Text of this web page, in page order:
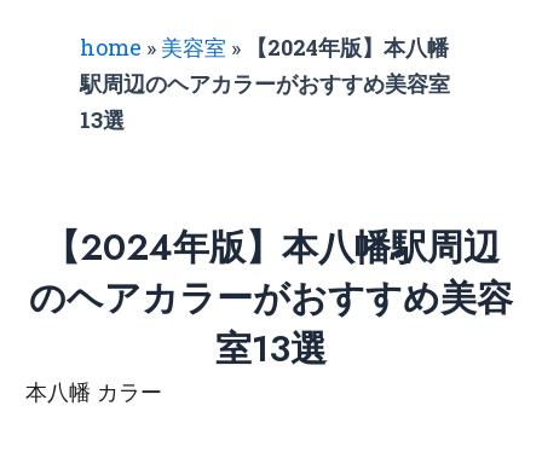
home » 美容室 »
【2024年版】本八幡
駅周辺のヘアカラーがおすすめ美容室
13選
【2024年版】本八幡駅周辺
のヘアカラーがおすすめ美容
室13選
本八幡 カラー